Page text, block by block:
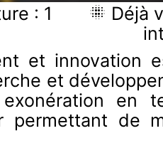
: 1
Déjà
et innovation
et
en
permettant de